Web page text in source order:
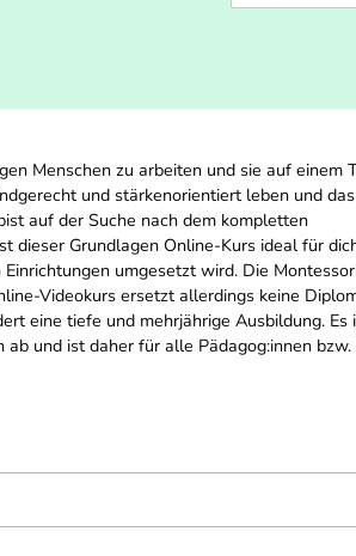
Menschen zu arbeiten und sie auf einem
und stärkenorientiert leben und das
auf der Suche nach dem kompletten
dieser Grundlagen Online-Kurs ideal für
umgesetzt wird. Die
Videokurs ersetzt allerdings keine
eine tiefe und mehrjährige Ausbildung. Es
und ist daher für alle Pädagog:innen bzw.